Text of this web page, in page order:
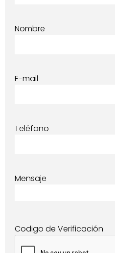
Nombre
E-mail
Teléfono
Mensaje
Codigo de Verificación